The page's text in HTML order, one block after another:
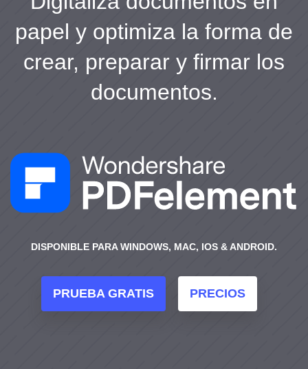
papel y optimiza la forma de
crear, preparar y firmar los
documentos.
DISPONIBLE PARA WINDOWS, MAC, IOS & ANDROID.
PRUEBA GRATIS PRECIOS